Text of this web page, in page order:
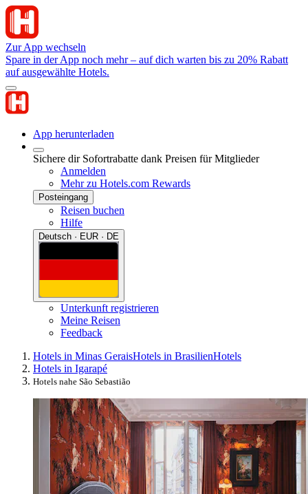
Zur App wechseln
Spare in der App noch mehr – auf dich warten bis zu 20% Rabatt
auf ausgewählte Hotels.
App herunterladen
Sichere dir Sofortrabatte dank Preisen für Mitglieder
Anmelden
Mehr zu Hotels.com Rewards
Posteingang
Reisen buchen
Hilfe
Deutsch · EUR · DE
Unterkunft registrieren
Meine Reisen
Feedback
Hotels in Minas GeraisHotels in BrasilienHotels
Hotels in Igarapé
Hotels nahe São Sebastião